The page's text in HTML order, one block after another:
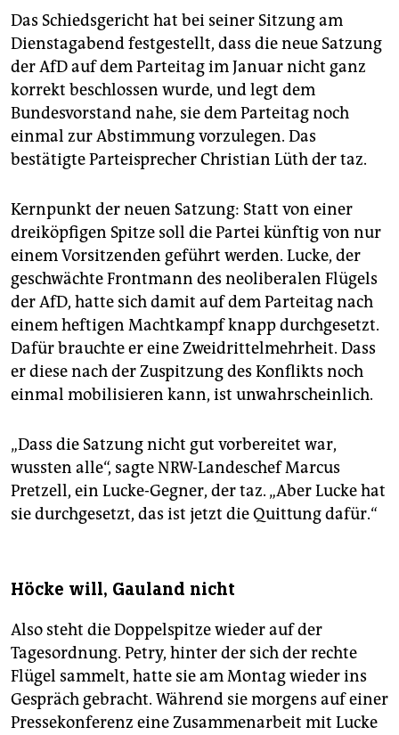
Das Schiedsgericht hat bei seiner Sitzung am
Dienstagabend festgestellt, dass die neue Satzung
der AfD auf dem Parteitag im Januar nicht ganz
korrekt beschlossen wurde, und legt dem
Bundesvorstand nahe, sie dem Parteitag noch
einmal zur Abstimmung vorzulegen. Das
bestätigte Parteisprecher Christian Lüth der taz.
Kernpunkt der neuen Satzung: Statt von einer
dreiköpfigen Spitze soll die Partei künftig von nur
einem Vorsitzenden geführt werden. Lucke, der
geschwächte Frontmann des neoliberalen Flügels
der AfD, hatte sich damit auf dem Parteitag nach
einem heftigen Machtkampf knapp durchgesetzt.
Dafür brauchte er eine Zweidrittelmehrheit. Dass
er diese nach der Zuspitzung des Konflikts noch
einmal mobilisieren kann, ist unwahrscheinlich.
„Dass die Satzung nicht gut vorbereitet war,
wussten alle“, sagte NRW-Landeschef Marcus
Pretzell, ein Lucke-Gegner, der taz. „Aber Lucke hat
sie durchgesetzt, das ist jetzt die Quittung dafür.“
Höcke will, Gauland nicht
Also steht die Doppelspitze wieder auf der
Tagesordnung. Petry, hinter der sich der rechte
Flügel sammelt, hatte sie am Montag wieder ins
Gespräch gebracht. Während sie morgens auf einer
Pressekonferenz eine Zusammenarbeit mit Lucke